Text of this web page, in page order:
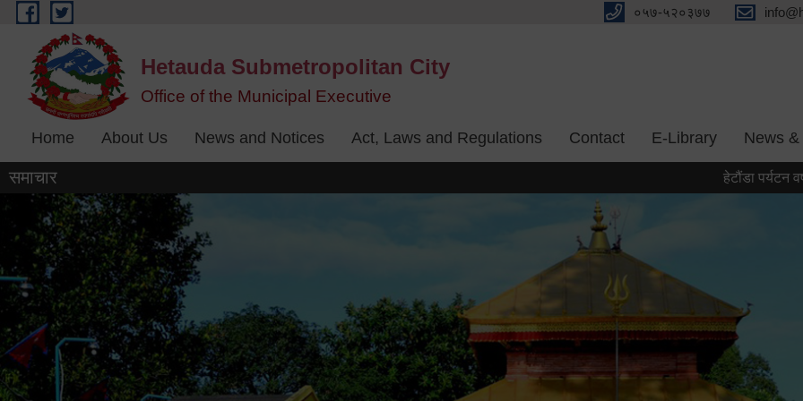
Skip to main content ०५७-५२०३७७
Hetauda Submetropolitan City
Office of the Municipal Executive
Home About Us News and Notices Act, Laws and Regulations Contact E-Library News
समाचार हेटौंडा पर्यटन वर्ष